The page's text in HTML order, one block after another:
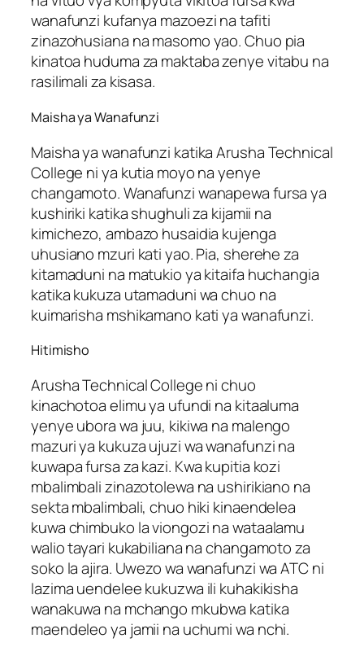
wanafunzi kufanya mazoezi na tafiti
zinazohusiana na masomo yao. Chuo pia
kinatoa huduma za maktaba zenye vitabu na
rasilimali za kisasa.
Maisha ya Wanafunzi
Maisha ya wanafunzi katika Arusha Technical
College ni ya kutia moyo na yenye
changamoto. Wanafunzi wanapewa fursa ya
kushiriki katika shughuli za kijamii na
kimichezo, ambazo husaidia kujenga
uhusiano mzuri kati yao. Pia, sherehe za
kitamaduni na matukio ya kitaifa huchangia
katika kukuza utamaduni wa chuo na
kuimarisha mshikamano kati ya wanafunzi.
Hitimisho
Arusha Technical College ni chuo
kinachotoa elimu ya ufundi na kitaaluma
yenye ubora wa juu, kikiwa na malengo
mazuri ya kukuza ujuzi wa wanafunzi na
kuwapa fursa za kazi. Kwa kupitia kozi
mbalimbali zinazotolewa na ushirikiano na
sekta mbalimbali, chuo hiki kinaendelea
kuwa chimbuko la viongozi na wataalamu
walio tayari kukabiliana na changamoto za
soko la ajira. Uwezo wa wanafunzi wa ATC ni
lazima uendelee kukuzwa ili kuhakikisha
wanakuwa na mchango mkubwa katika
maendeleo ya jamii na uchumi wa nchi.